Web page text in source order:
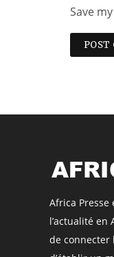
Save
Africa
l’actualité
de connecter